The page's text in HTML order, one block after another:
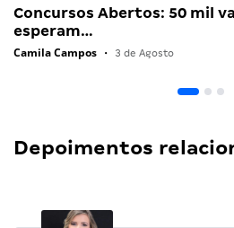
Concursos Abertos: 50 mil
esperam…
Camila Campos • 3 de Agosto
Depoimentos